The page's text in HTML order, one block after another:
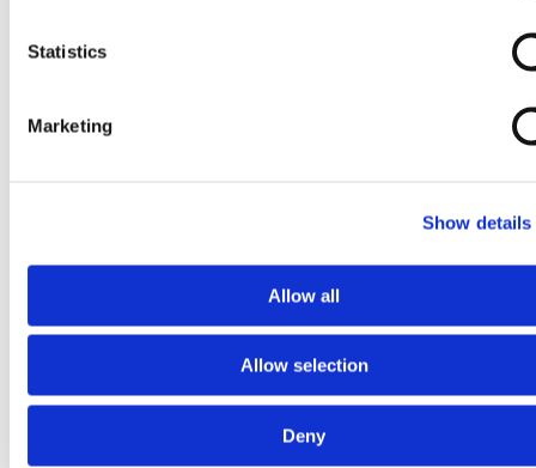
Statistics
Marketing
Show details
Allow all
Allow selection
Deny